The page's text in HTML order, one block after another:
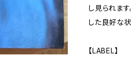
し見られま
した良好な
【LABEL】